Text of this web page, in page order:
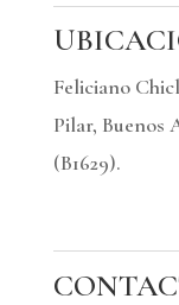
Feliciano
Pilar, Buenos
(B1629).